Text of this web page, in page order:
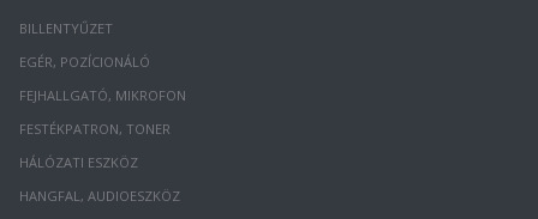
BILLENTYŰZET
EGÉR, POZÍCIONÁLÓ
FEJHALLGATÓ, MIKROFON
FESTÉKPATRON, TONER
HÁLÓZATI ESZKÖZ
HANGFAL, AUDIOESZKÖZ